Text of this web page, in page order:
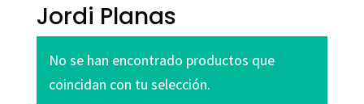
Jordi Planas
No se han encontrado productos que
coincidan con tu selección.